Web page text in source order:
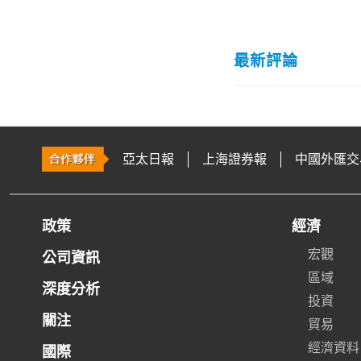
最新評論
亞太日報 上海證券報 中國外匯
政策
公司資訊
深度分析
關注
國際
經濟
宏觀
區域
投資
貿易
經濟資料